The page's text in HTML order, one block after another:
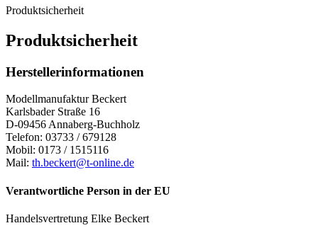
Produktsicherheit
Produktsicherheit
Herstellerinformationen
Modellmanufaktur Beckert
Karlsbader Straße 16
D-09456 Annaberg-Buchholz
Telefon: 03733 / 679128
Mobil: 0173 / 1515116
Mail: th.beckert@t-online.de
Verantwortliche Person in der EU
Handelsvertretung Elke Beckert